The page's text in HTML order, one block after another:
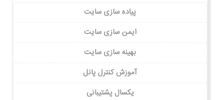
پیاده سازی سایت
ایمن سازی سایت
بهینه سازی سایت
آموزش کنترل پانل
یکسال پشتیبانی